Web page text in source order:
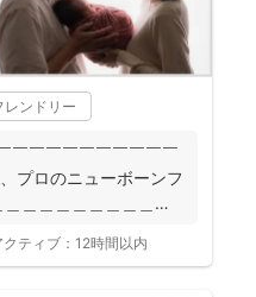
レンドリー
￣￣￣￣￣￣￣￣￣￣
ロのニューボーンフ
＿＿＿＿＿＿＿＿＿
ティブ： 12時間以内